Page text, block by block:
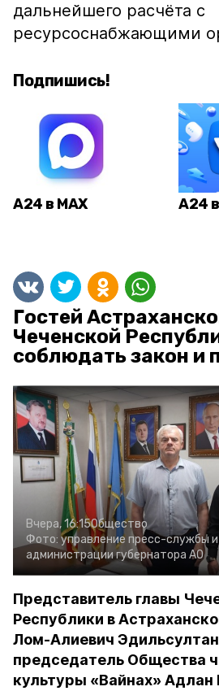
дальнейшего расчёта с
ресурсоснабжающими
Подпишись!
А24 в MAX А24
Гостей
Чеченской
соблюдать закон и
Вчера, 16:15Общество
Фото: управление пресс-службы
администрации губернатора АО
Представитель главы
Республики в
Лом-Алиевич
председатель Общества
культуры «Вайнах» Адлан